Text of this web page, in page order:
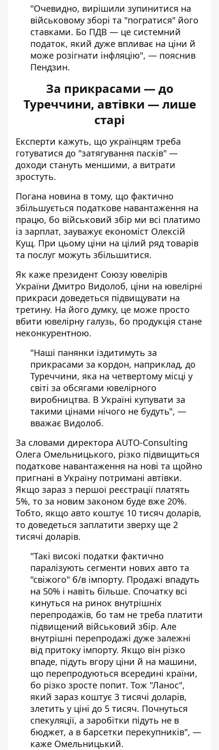
"Очевидно, вирішили зупинитися на
військовому зборі та "погратися" його
ставками. Бо ПДВ — це системний
податок, який дуже впливає на ціни й
може розігнати інфляцію", — пояснив
Пендзин.
За прикрасами — до
Туреччини, автівки — лише
старі
Експерти кажуть, що українцям треба
готуватися до "затягування пасків" —
доходи стануть меншими, а витрати
зростуть.
Погана новина в тому, що фактично
збільшується податкове навантаження на
працю, бо військовий збір ми всі платимо
із зарплат, зауважує економіст Олексій
Кущ. При цьому ціни на цілий ряд товарів
та послуг можуть збільшитися.
Як каже президент Союзу ювелірів
України Дмитро Видолоб, ціни на ювелірні
прикраси доведеться підвищувати на
третину. На його думку, це може просто
вбити ювелірну галузь, бо продукція стане
неконкурентною.
"Наші панянки їздитимуть за
прикрасами за кордон, наприклад, до
Туреччини, яка на четвертому місці у
світі за обсягами ювелірного
виробництва. В Україні купувати за
такими цінами нічого не будуть", —
вважає Видолоб.
За словами директора AUTO-Consulting
Олега Омельницького, різко підвищиться
податкове навантаження на нові та щойно
пригнані в Україну потримані автівки.
Якщо зараз з першої реєстрації платять
5%, то за новим законом буде вже 20%.
Тобто, якщо авто коштує 10 тисяч доларів,
то доведеться заплатити зверху ще 2
тисячі доларів.
"Такі високі податки фактично
паралізують сегменти нових авто та
"свіжого" б/в імпорту. Продажі впадуть
на 50% і навіть більше. Спочатку всі
кинуться на ринок внутрішніх
перепродажів, бо там не треба платити
підвищений військовий збір. Але
внутрішні перепродажі дуже залежні
від притоку імпорту. Якщо він різко
впаде, підуть вгору ціни й на машини,
що перепродуються всередині країни,
бо різко зросте попит. Тож "Ланос",
який зараз коштує 3 тисячі доларів,
злетить у ціні до 5 тисяч. Почнуться
спекуляції, а заробітки підуть не в
бюджет, а в барсетки перекупників", —
каже Омельницький.